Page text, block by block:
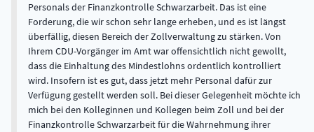
Personals der Finanzkontrolle Schwarzarbeit. Das ist eine
Forderung, die wir schon sehr lange erheben, und es ist längst
überfällig, diesen Bereich der Zollverwaltung zu stärken. Von
Ihrem CDU-Vorgänger im Amt war offensichtlich nicht gewollt,
dass die Einhaltung des Mindestlohns ordentlich kontrolliert
wird. Insofern ist es gut, dass jetzt mehr Personal dafür zur
Verfügung gestellt werden soll. Bei dieser Gelegenheit möchte ich
mich bei den Kolleginnen und Kollegen beim Zoll und bei der
Finanzkontrolle Schwarzarbeit für die Wahrnehmung ihrer